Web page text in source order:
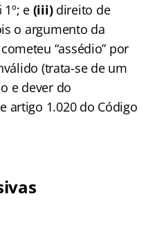
e(iii)direito de
o argumento da
“assédio” por
(trata-se de um
e dever do
artigo 1.020 do Código